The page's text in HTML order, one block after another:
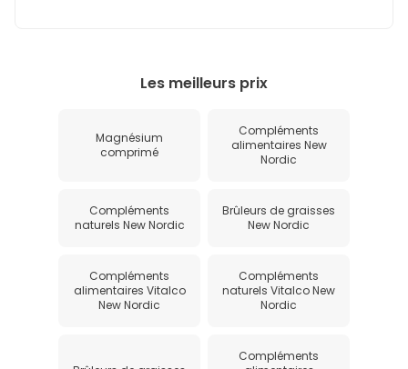
Les meilleurs prix
Magnésium
comprimé
Compléments
alimentaires New
Nordic
Compléments
naturels New Nordic
Brûleurs de graisses
New Nordic
Compléments
alimentaires Vitalco
New Nordic
Compléments
naturels Vitalco New
Nordic
Compléments